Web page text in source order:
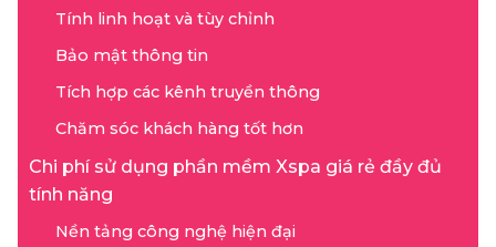
Tính linh hoạt và tùy chỉnh
Bảo mật thông tin
Tích hợp các kênh truyền thông
Chăm sóc khách hàng tốt hơn
Chi phí sử dụng phần mềm Xspa giá rẻ đầy đủ
tính năng
Nền tảng công nghệ hiện đại